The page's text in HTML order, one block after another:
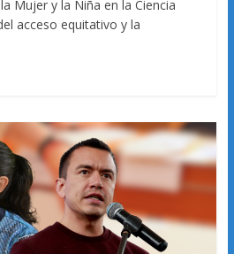
Mujer y la Niña en la Ciencia
acceso equitativo y la